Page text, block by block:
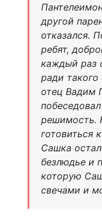
другой
отказался.
ребят,
каждый раз
ради такого
отец Вадим
решимость.
готовиться
Сашка
безлюдье и
которую
свечами и